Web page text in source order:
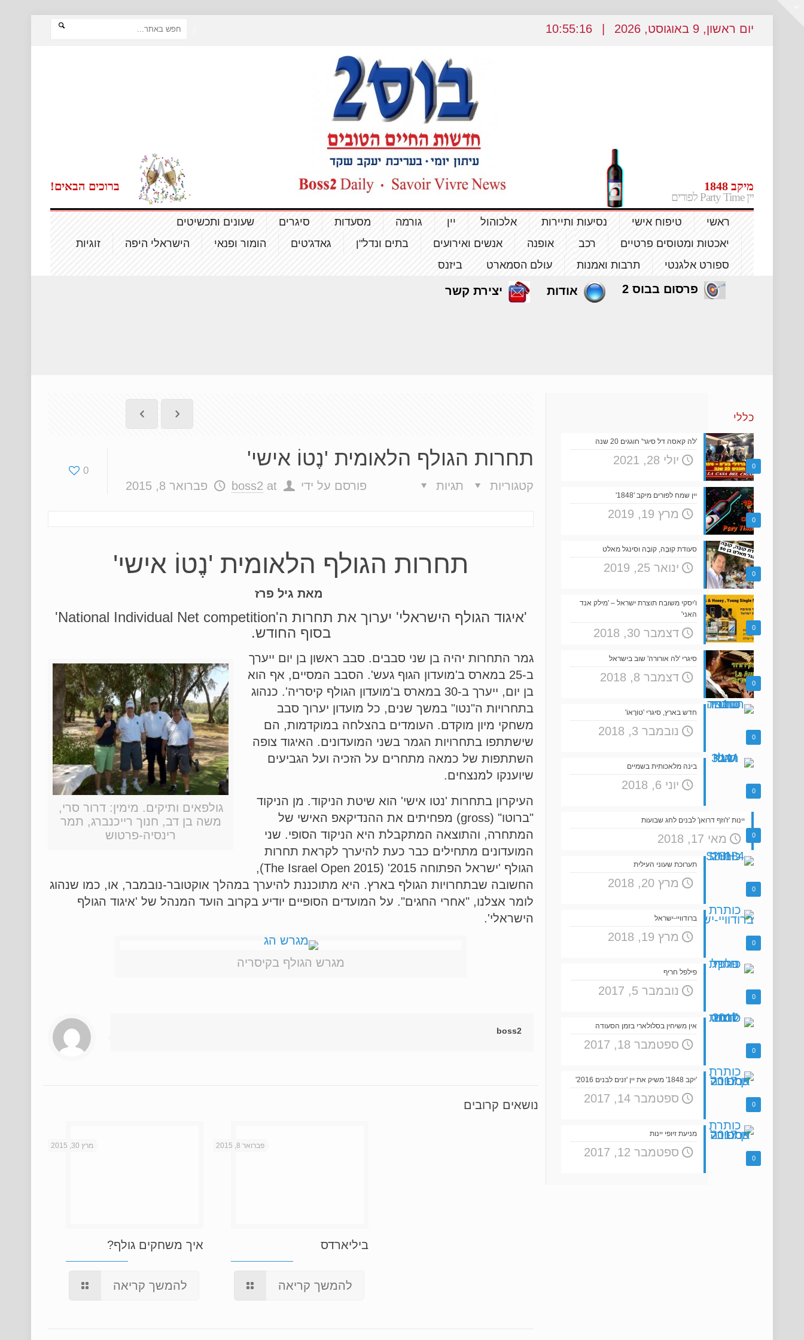
יום ראשון, 9 באוגוסט, 2026
:55:17
ברוכים הבאים! מיקב 1848
יין Party Time לפורים
ראשי טיפוח אישי נסיעות ותיירות אלכוהול יין גורמה מסעדות סיגרים
שעונים ותכשיטים
יאכטות ומטוסים פרטיים
רכב אופנה אנשים ואירועים בתים ונדל"ן גאדג'טים הומור ופנאי הישראלי היפה
זוגיות
ספורט אלגנטי
תרבות ואמנות עולם הסמארט ביזנס
פרסום בבוס 2 אודות יצירת קשר
0
תחרות הגולף הלאומית 'נֶטוֹ אישי'
פורסם על ידי boss2 at פברואר 8, 2015 קטגוריות תגיות
תחרות הגולף הלאומית 'נֶטוֹ אישי'
מאת גיל פרז
'איגוד הגולף הישראלי' יערוך את תחרות ה'National Individual Net competition'
בסוף החודש.
גולפאים ותיקים. מימין: דרור סרי,
משה בן דב, חנוך רייכנברג, תמר
רינסיה-פרטוש
גמר התחרות יהיה בן שני סבבים. סבב ראשון בן יום ייערך
ב-25 במארס ב'מועדון הגוף געש'. הסבב המסיים, אף הוא
בן יום, ייערך ב-30 במארס ב'מועדון הגולף קיסריה'. כנהוג
בתחרויות ה"נטו" במשך שנים, כל מועדון יערוך סבב
משחקי מיון מוקדם. העומדים בהצלחה במוקדמות, הם
שישתתפו בתחרויות הגמר בשני המועדונים. האיגוד צופה
השתתפות של כמאה מתחרים על הזכיה ועל הגביעים
שיוענקו למנצחים.
העיקרון בתחרות 'נטו אישי' הוא שיטת הניקוד. מן הניקוד
"ברוטו" (gross) מפחיתים את ההנדיקאפ האישי של
המתחרה, והתוצאה המתקבלת היא הניקוד הסופי. שני
המועדונים מתחילים כבר כעת להיערך לקראת תחרות
הגולף 'ישראל הפתוחה 2015' (The Israel Open 2015),
החשובה שבתחרויות הגולף בארץ. היא מתוכננת להיערך במהלך אוקטובר-נובמבר, או, כמו שנהוג
לומר אצלנו, "אחרי החגים". על המועדים הסופיים יודיע בקרוב הועד המנהל של 'איגוד הגולף
הישראלי'.
מגרש הגולף בקיסריה
boss2
נושאים קרובים
מרץ 30, 2015
איך משחקים גולף?
להמשך קריאה
פברואר 8, 2015
ביליארדס
להמשך קריאה
כללי
0
'לה קאסה דל סיגר' חוגגים 20 שנה
יולי 28, 2021
0
יין שמח לפורים מיקב '1848'
מרץ 19, 2019
0
סעודת קוּבָּה, קוֹבֶּה וסינגל מאלט
ינואר 25, 2019
0
ו'יסקי משובח תוצרת ישראל – 'מילק אנד
האני'
דצמבר 30, 2018
0
סיגרי 'לה אורורה' שוב בישראל
דצמבר 8, 2018
0
חדש בארץ, סיגרי 'טוֹרֶאוֹ'
נובמבר 3, 2018
0
בינה מלאכותית בשמיים
יוני 6, 2018
0
יינות 'ז'וזף דרואן' לבנים לחג שבועות
מאי 17, 2018
0
תערוכת שעוני העילית
מרץ 20, 2018
0
ברודוויי-ישראל
מרץ 19, 2018
0
פילפל חריף
נובמבר 5, 2017
0
אין משיחין בסלולארי בזמן הסעודה
ספטמבר 18, 2017
0
'יקב 1848' משיק את יין 'זנים לבנים 2016'
ספטמבר 14, 2017
0
מניעת זיופי יינות
ספטמבר 12, 2017